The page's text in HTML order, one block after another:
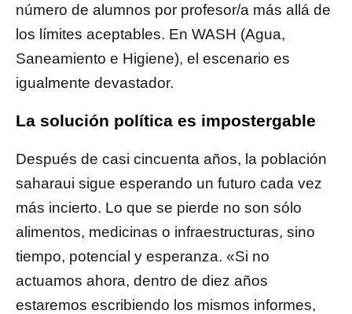
número de alumnos por profesor/a más allá de
los límites aceptables. En WASH (Agua,
Saneamiento e Higiene), el escenario es
igualmente devastador.
La solución política es impostergable
Después de casi cincuenta años, la población
saharaui sigue esperando un futuro cada vez
más incierto. Lo que se pierde no son sólo
alimentos, medicinas o infraestructuras, sino
tiempo, potencial y esperanza. «Si no
actuamos ahora, dentro de diez años
estaremos escribiendo los mismos informes,